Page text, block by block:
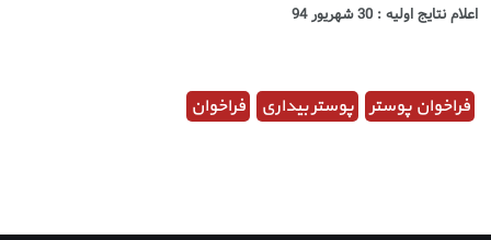
اعلام نتایج اولیه : 30 شهریور 94
فراخوان پوستر پوستر بیداری فراخوان